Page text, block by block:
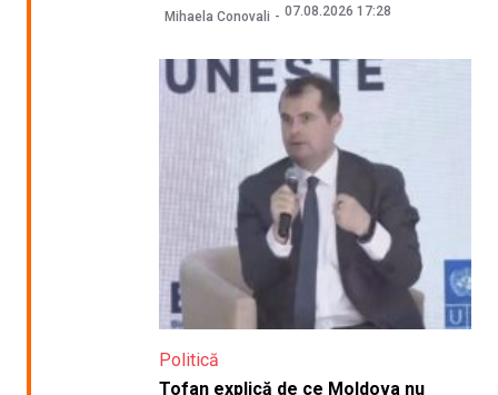
Mihaela Conovali 07.08.2026 17:28
Politică
Tofan explică de ce Moldova nu